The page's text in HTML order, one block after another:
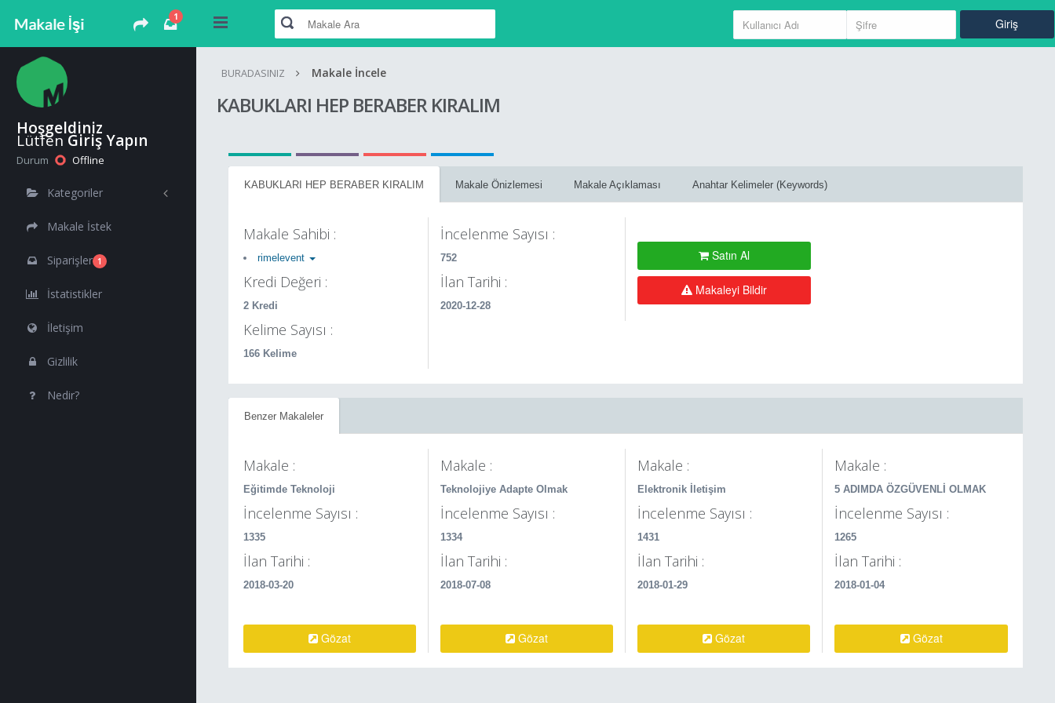
1 Giriş
Hoşgeldiniz
LütfenGiriş Yapın
Durum Offline
Kategoriler
Makale İstek
Siparişler 1
İstatistikler
İletişim
Gizlilik
Nedir?
BURADASINIZ Makale İncele
KABUKLARI HEP BERABER KIRALIM
KABUKLARI HEP BERABER KIRALIM Makale Önizlemesi Makale Açıklaması Anahtar Kelimeler (Keywords)
Makale Sahibi :
rimelevent
Kredi Değeri :
2 Kredi
Kelime Sayısı :
166 Kelime
İncelenme Sayısı :
752
İlan Tarihi :
2020-12-28
Satın Al
Makaleyi Bildir
Benzer Makaleler
Makale :
Eğitimde Teknoloji
İncelenme Sayısı :
1335
İlan Tarihi :
2018-03-20
Gözat
Makale :
Teknolojiye Adapte Olmak
İncelenme Sayısı :
1334
İlan Tarihi :
2018-07-08
Gözat
Makale :
Elektronik İletişim
İncelenme Sayısı :
1431
İlan Tarihi :
2018-01-29
Gözat
Makale :
5 ADIMDA ÖZGÜVENLİ OLMAK
İncelenme Sayısı :
1265
İlan Tarihi :
2018-01-04
Gözat